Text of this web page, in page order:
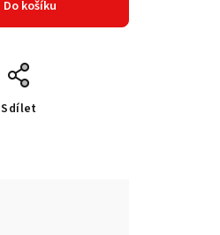
Do košíku
Sdílet